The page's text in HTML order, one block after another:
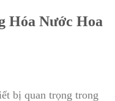
Hóa Nước Hoa
bị quan trọng trong